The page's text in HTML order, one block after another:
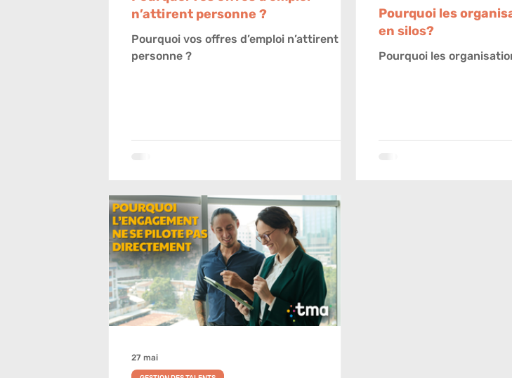
n’attirent personne ?
Pourquoi vos offres d’emploi n’attirent
personne ?
Pourquoi les
en silos?
Pourquoi les
27 mai